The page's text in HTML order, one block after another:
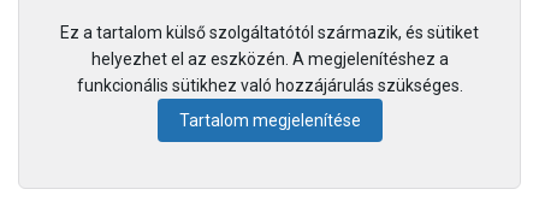
Ez a tartalom külső szolgáltatótól származik, és sütiket
helyezhet el az eszközén. A megjelenítéshez a
funkcionális sütikhez való hozzájárulás szükséges.
Tartalom megjelenítése